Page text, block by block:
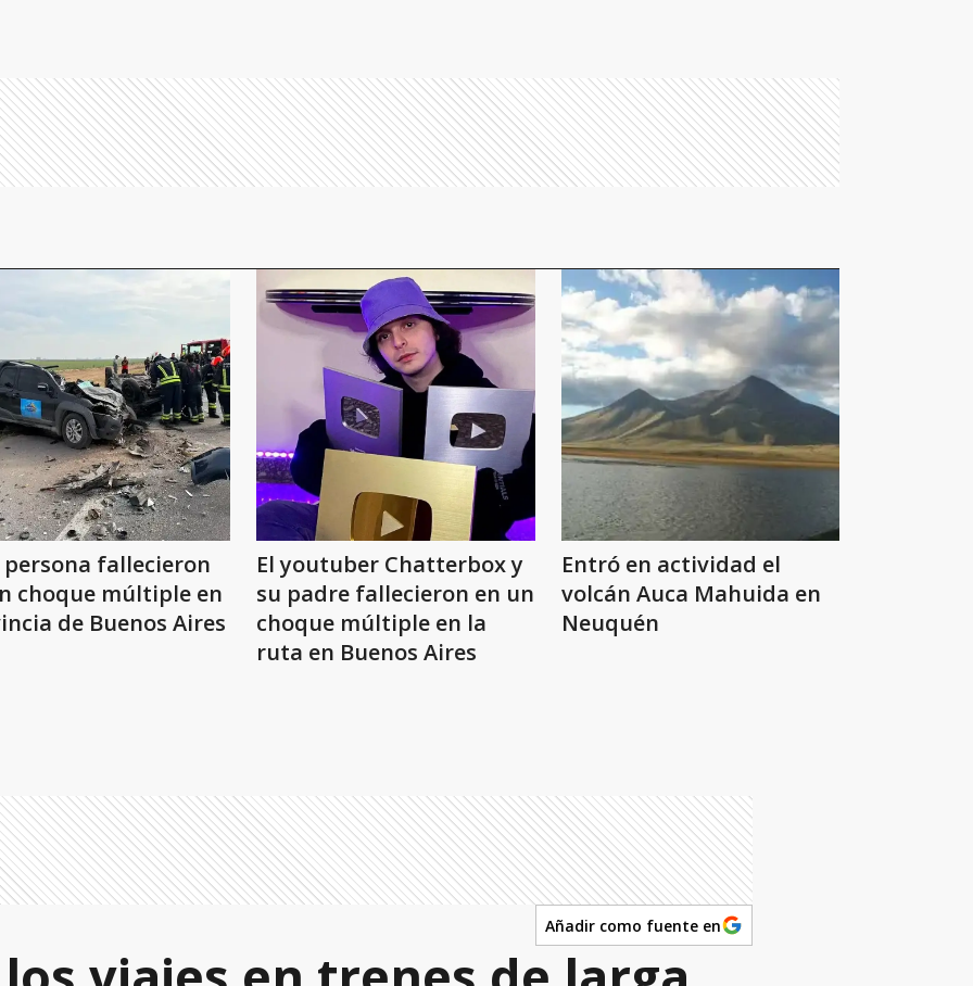
persona fallecieron
choque múltiple en
de Buenos Aires
El youtuber Chatterbox y
su padre fallecieron en un
choque múltiple en la
ruta en Buenos Aires
Entró en actividad el
volcán Auca Mahuida en
Neuquén
Añadir como fuente en